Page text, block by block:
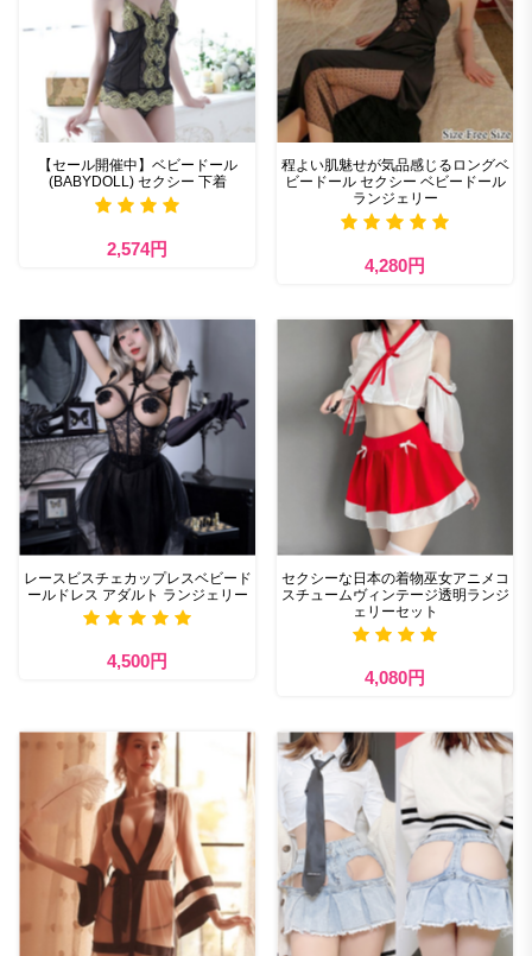
【セール開催中】ベビードール
(BABYDOLL) セクシー 下着
2,574円
程よい肌魅せが気品感じるロングベ
ビードール セクシー ベビードール
ランジェリー
4,280円
レースビスチェカップレスベビード
ールドレス アダルト ランジェリー
4,500円
セクシーな日本の着物巫女アニメコ
スチュームヴィンテージ透明ランジ
ェリーセット
4,080円